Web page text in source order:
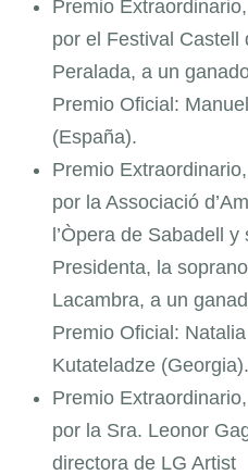
Premio
por el Festival Castell
Peralada, a un
Premio Oficial:
(España).
Premio
por la Associació
l’Òpera de Sabadell y
Presidenta, la
Lacambra, a un
Premio Oficial: Natalia
Kutateladze (Georgia).
Premio
por la Sra. Leonor
directora de LG Artist